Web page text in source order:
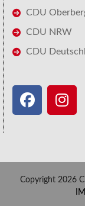
CDU
CDU NRW
CDU
Copyright 2026